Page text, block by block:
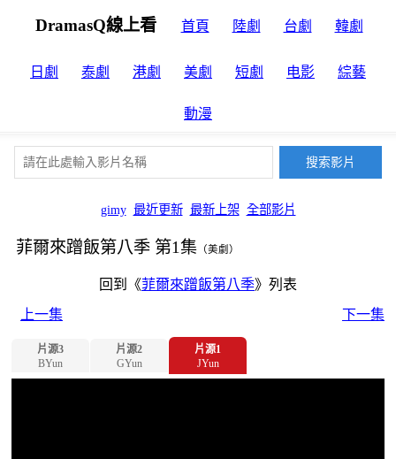
DramasQ線上看 首頁 陸劇 台劇 韓劇
日劇 泰劇 港劇 美劇 短劇 电影 綜藝
動漫
gimy 最近更新 最新上架 全部影片
菲爾來蹭飯第八季 第1集 （美劇）
回到《菲爾來蹭飯第八季》列表
上一集
下一集
片源3
BYun
片源2
GYun
片源1
JYun